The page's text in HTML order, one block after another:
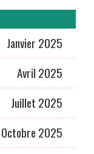
Janvier 2025
Avril 2025
Juillet 2025
Octobre 2025